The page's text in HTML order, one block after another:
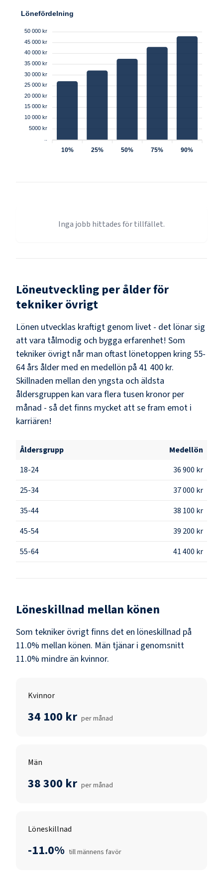
Lönefördelning
50 000 kr
45 000 kr
40 000 kr
35 000 kr
30 000 kr
25 000 kr
20 000 kr
15 000 kr
10 000 kr
5000 kr
10% 25% 50% 75% 90%
Inga jobb hittades för tillfället.
Löneutveckling per ålder för
tekniker övrigt
Lönen utvecklas kraftigt genom livet - det lönar sig
att vara tålmodig och bygga erfarenhet! Som
tekniker övrigt når man oftast lönetoppen kring 55-
64 års ålder med en medellön på 41 400 kr.
Skillnaden mellan den yngsta och äldsta
åldersgruppen kan vara flera tusen kronor per
månad - så det finns mycket att se fram emot i
karriären!
Åldersgrupp
Medellön
18-24
36 900 kr
25-34
37 000 kr
35-44
38 100 kr
45-54
39 200 kr
55-64
41 400 kr
Löneskillnad mellan könen
Som tekniker övrigtfinns det en löneskillnad på
11.0% mellan könen. Män tjänar i genomsnitt
11.0% mindre än kvinnor.
Kvinnor
34 100 kr per månad
Män
38 300 kr per månad
Löneskillnad
-11.0% till männens favör